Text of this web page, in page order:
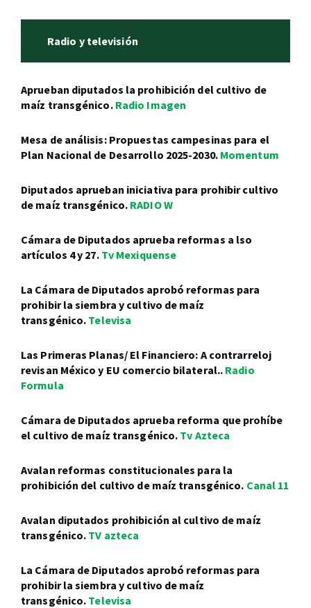
Radio y televisión
Aprueban diputados la prohibición del cultivo de
maíz transgénico. Radio Imagen
Mesa de análisis: Propuestas campesinas para el
Plan Nacional de Desarrollo 2025-2030. Momentum
Diputados aprueban iniciativa para prohibir cultivo
de maíz transgénico. RADIO W
Cámara de Diputados aprueba reformas a lso
artículos 4 y 27. Tv Mexiquense
La Cámara de Diputados aprobó reformas para
prohibir la siembra y cultivo de maíz
transgénico. Televisa
Las Primeras Planas/ El Financiero: A contrarreloj
revisan México y EU comercio bilateral.. Radio
Formula
Cámara de Diputados aprueba reforma que prohíbe
el cultivo de maíz transgénico. Tv Azteca
Avalan reformas constitucionales para la
prohibición del cultivo de maíz transgénico. Canal 11
Avalan diputados prohibición al cultivo de maíz
transgénico. TV azteca
La Cámara de Diputados aprobó reformas para
prohibir la siembra y cultivo de maíz
transgénico. Televisa